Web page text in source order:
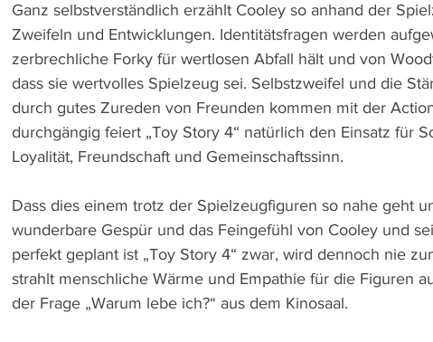
Ganz selbstverständlich erzählt Cooley so anhand der
Zweifeln und Entwicklungen. Identitätsfragen werden
zerbrechliche Forky für wertlosen Abfall hält und von
dass sie wertvolles Spielzeug sei. Selbstzweifel und die
durch gutes Zureden von Freunden kommen mit der
durchgängig feiert „Toy Story 4“ natürlich den Einsatz für
Loyalität, Freundschaft und Gemeinschaftssinn.
Dass dies einem trotz der Spielzeugfiguren so nahe geht
wunderbare Gespür und das Feingefühl von Cooley und
perfekt geplant ist „Toy Story 4“ zwar, wird dennoch nie
strahlt menschliche Wärme und Empathie für die Figuren
der Frage „Warum lebe ich?“ aus dem Kinosaal.